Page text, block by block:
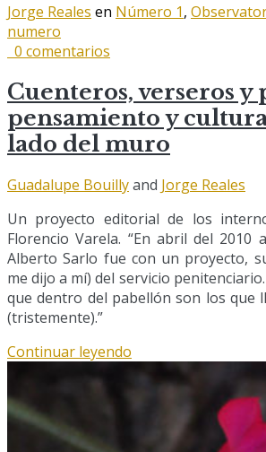
Jorge Reales en Número 1,
numero
0 comentarios
Cuenteros, verseros y
pensamiento y
lado del muro
Guadalupe Bouillyand Jorge Reales
Un proyecto editorial de los
Florencio Varela. “En abril del 2010
Alberto Sarlo fue con un proyecto,
me dijo a mí) del servicio
que dentro del pabellón son los que
(tristemente).”
Continuar leyendo